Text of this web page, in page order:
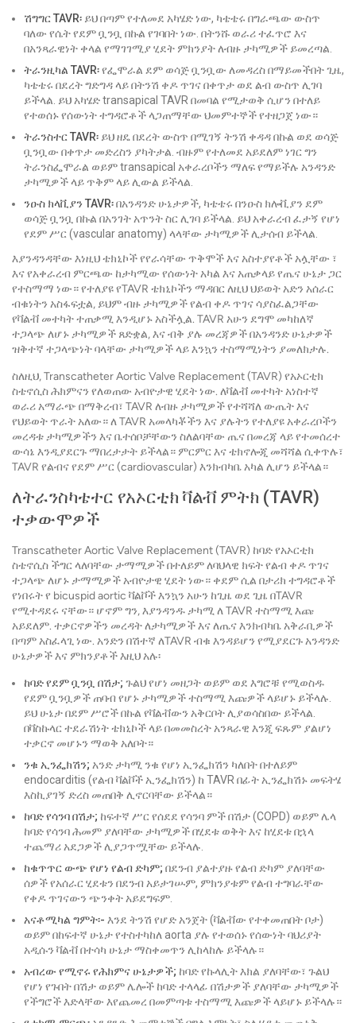
ሽግግር TAVR፡ ይህ በጣም የተለመደ አካሄድ ነው, ካቴቴሩ በግራጫው ውስጥ
ባለው የሴት የደም ቧንቧ በኩል የገባበት ነው. በትንሹ ወራሪ ተፈጥሮ እና
በአንጻራዊነት ቀላል የማገገሚያ ሂደት ምክንያት ለብዙ ታካሚዎች ይመረጣል.
ትራንዚካል TAVR፡የፌሞራል ደም ወሳጅ ቧንቧው ለመዳረስ በማይመችበት ጊዜ,
ካቴቴሩ በደረት ግድግዳ ላይ በትንሽ ቀዶ ጥገና በቀጥታ ወደ ልብ ውስጥ ሊገባ
ይችላል. ይህ አካሄድ transapical TAVR በመባል የሚታወቅ ሲሆን በተለይ
የተወሰኑ የሰውነት ተግዳሮቶች ላጋጠማቸው ህመምተኞች የተዘጋጀ ነው።
ትራንስተር TAVR፡ ይህ ዘዴ በደረት ውስጥ በሚገኝ ትንሽ ቀዳዳ በኩል ወደ ወሳጅ
ቧንቧው በቀጥታ መድረስን ያካትታል. ብዙም የተለመደ አይደለም ነገር ግን
ትራንስፌሞራል ወይም transapical አቀራረቦችን ማለፍ የማይችሉ አንዳንድ
ታካሚዎች ላይ ጥቅም ላይ ሊውል ይችላል.
ንዑስ ክላቪያን TAVR፡በአንዳንድ ሁኔታዎች, ካቴቴሩ በንዑስ ክሎቪያን ደም
ወሳጅ ቧንቧ በኩል በአንገት አጥንት ስር ሊገባ ይችላል. ይህ አቀራረብ ፈታኝ የሆነ
የደም ሥር (vascular anatomy) ላላቸው ታካሚዎች ሊታሰብ ይችላል.
እያንዳንዳቸው እነዚህ ቴክኒኮች የየራሳቸው ጥቅሞች እና አስተያየቶች አሏቸው ፣
እና የአቀራረብ ምርጫው ከታካሚው የሰውነት አካል እና አጠቃላይ የጤና ሁኔታ ጋር
የተስማማ ነው። የተለያዩ የTAVR ቴክኒኮችን ማዳበር ለዚህ ህይወት አድን አሰራር
ብቁነትን አስፋፍቷል, ይህም ብዙ ታካሚዎች የልብ ቀዶ ጥገና ሳያስፈልጋቸው
የቫልቭ መተካት ተጠቃሚ እንዲሆኑ አስችሏል. TAVR አሁን ደግሞ መካከለኛ
ተጋላጭ ለሆኑ ታካሚዎች ጸድቋል, እና ብቅ ያሉ መረጃዎች በአንዳንድ ሁኔታዎች
ዝቅተኛ ተጋላጭነት ባላቸው ታካሚዎች ላይ እንኳን ተስማሚነትን ያመለክታሉ.
ስለዚህ, Transcatheter Aortic Valve Replacement (TAVR) የአኦርቲክ
ስቴኖሲስ ሕክምናን የለወጠው አብዮታዊ ሂደት ነው. ለቫልቭ መተካት አነስተኛ
ወራሪ አማራጭ በማቅረብ፣ TAVR ለብዙ ታካሚዎች የተሻሻለ ውጤት እና
የህይወት ጥራት አለው። ለ TAVR አመላካቾችን እና ያሉትን የተለያዩ አቀራረቦችን
መረዳቱ ታካሚዎችን እና ቤተሰቦቻቸውን ስለልባቸው ጤና በመረጃ ላይ የተመሰረተ
ውሳኔ እንዲያደርጉ ማበረታታት ይችላል። ምርምር እና ቴክኖሎጂ መሻሻል ሲቀጥሉ፣
TAVR የልብና የደም ሥር (cardiovascular) እንክብካቤ አካል ሊሆን ይችላል።
ለትራንስካቴተር የአኦርቲክ ቫልቭ ምትክ (TAVR)
ተቃውሞዎች
Transcatheter Aortic Valve Replacement (TAVR) ከባድ የአኦርቲክ
ስቴኖሲስ ችግር ላለባቸው ታማሚዎች በተለይም ለባህላዊ ክፍት የልብ ቀዶ ጥገና
ተጋላጭ ለሆኑ ታማሚዎች አብዮታዊ ሂደት ነው። ቀደም ሲል በታሪክ ተግዳሮቶች
የነበሩት የ bicuspid aortic ቫልቮች እንኳን አሁን ከጊዜ ወደ ጊዜ በTAVR
የሚተዳደሩ ናቸው። ሆኖም ግን, እያንዳንዱ ታካሚ ለ TAVR ተስማሚ እጩ
አይደለም. ተቃርኖዎችን መረዳት ለታካሚዎች እና ለጤና እንክብካቤ አቅራቢዎች
በጣም አስፈላጊ ነው. አንድን በሽተኛ ለTAVR ብቁ እንዳይሆን የሚያደርጉ አንዳንድ
ሁኔታዎች እና ምክንያቶች እዚህ አሉ፡
ከባድ የደም ቧንቧ በሽታ; ጉልህ የሆነ መዘጋት ወይም ወደ እግሮቹ የሚወስዱ
የደም ቧንቧዎች ጠባብ የሆኑ ታካሚዎች ተስማሚ እጩዎች ላይሆኑ ይችላሉ.
ይህ ሁኔታ በደም ሥሮች በኩል የቫልቭውን አቅርቦት ሊያወሳስበው ይችላል.
በቫስኩላር ተደራሽነት ቴክኒኮች ላይ በመመስረት አንጻራዊ እንጂ ፍጹም ያልሆነ
ተቃርኖ መሆኑን ማወቅ አለቦት።
ንቁ ኢንፌክሽን; አንድ ታካሚ ንቁ የሆነ ኢንፌክሽን ካለበት በተለይም
endocarditis (የልብ ቫልቮች ኢንፌክሽን) ከ TAVR በፊት ኢንፌክሽኑ መፍትሄ
እስኪያገኝ ድረስ መጠበቅ ሊኖርባቸው ይችላል።
ከባድ የሳንባ በሽታ; ከፍተኛ ሥር የሰደደ የሳንባ ምች በሽታ (COPD) ወይም ሌላ
ከባድ የሳንባ ሕመም ያለባቸው ታካሚዎች በሂደቱ ወቅት እና ከሂደቱ በኋላ
ተጨማሪ አደጋዎች ሊያጋጥሟቸው ይችላሉ.
ከቁጥጥር ውጭ የሆነ የልብ ድካም; በደንብ ያልተያዙ የልብ ድካም ያለባቸው
ሰዎች የአሰራር ሂደቱን በደንብ አይታገሡም, ምክንያቱም የልብ ተግባራቸው
የቀዶ ጥገናውን ጭንቀት አይደግፍም.
አናቶሚካል ግምት፡- እንደ ትንሽ የሆድ አንጀት (ቫልቭው የተቀመጠበት ቦታ)
ወይም በከፍተኛ ሁኔታ የተስተካከለ aorta ያሉ የተወሰኑ የሰውነት ባህሪያት
አዲሱን ቫልቭ በተሳካ ሁኔታ ማስቀመጥን ሊከላከሉ ይችላሉ።
አብረው የሚኖሩ የሕክምና ሁኔታዎች; ከባድ የኩላሊት እክል ያለባቸው፣ ጉልህ
የሆነ የጉበት በሽታ ወይም ሌሎች ከባድ ተላላፊ በሽታዎች ያለባቸው ታካሚዎች
የችግሮች እድላቸው እየጨመረ በመምጣቱ ተስማሚ እጩዎች ላይሆኑ ይችላሉ።